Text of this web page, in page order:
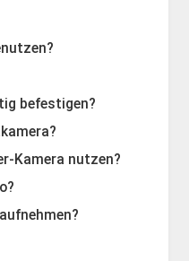
befestigen?
Kamera nutzen?